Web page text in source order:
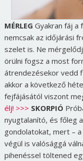
MÉRLEG Gyakran fáj a
nemcsak az időjárási
szelet is. Ne
örülni fogsz a most
átrendezésekor vedd
akkor a következő
fejfájásától viszont
élj! >>> SKORPIÓ
nyugtalanító, és főleg
gondolatokat, mert –
végül is valósággá
pihenéssel töltened